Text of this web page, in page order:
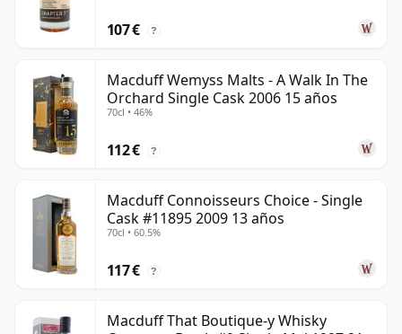
107 € ?
Macduff Wemyss Malts - A Walk In The
Orchard Single Cask 2006 15 años
70cl • 46%
112 € ?
Macduff Connoisseurs Choice - Single
Cask #11895 2009 13 años
70cl • 60.5%
117 € ?
Macduff That Boutique-y Whisky